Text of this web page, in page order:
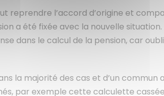
reprendre l’accord d’origine et
a été fixée avec la nouvelle
dans le calcul de la pension, car
la majorité des cas et d’un commun
par exemple cette calculette